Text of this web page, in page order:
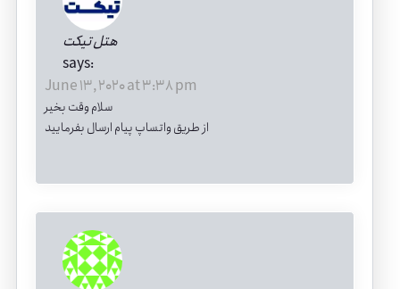
هتل تیکت
says:
June 13, 2020 at 3:38 pm
سلام وقت بخیر
از طریق واتساپ پیام ارسال بفرمایید